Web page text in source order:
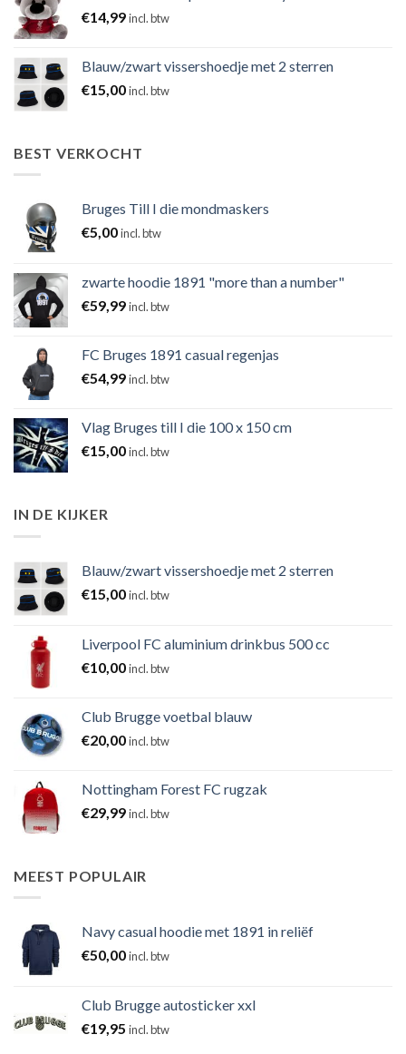
€14,99incl. btw
Blauw/zwart vissershoedje met 2 sterren
€15,00incl. btw
BEST VERKOCHT
Bruges Till I die mondmaskers
€5,00incl. btw
zwarte hoodie 1891 "more than a number"
€59,99incl. btw
FC Bruges 1891 casual regenjas
€54,99incl. btw
Vlag Bruges till I die 100 x 150 cm
€15,00incl. btw
IN DE KIJKER
Blauw/zwart vissershoedje met 2 sterren
€15,00incl. btw
Liverpool FC aluminium drinkbus 500 cc
€10,00incl. btw
Club Brugge voetbal blauw
€20,00incl. btw
Nottingham Forest FC rugzak
€29,99incl. btw
MEEST POPULAIR
Navy casual hoodie met 1891 in reliëf
€50,00incl. btw
Club Brugge autosticker xxl
€19,95 incl. btw